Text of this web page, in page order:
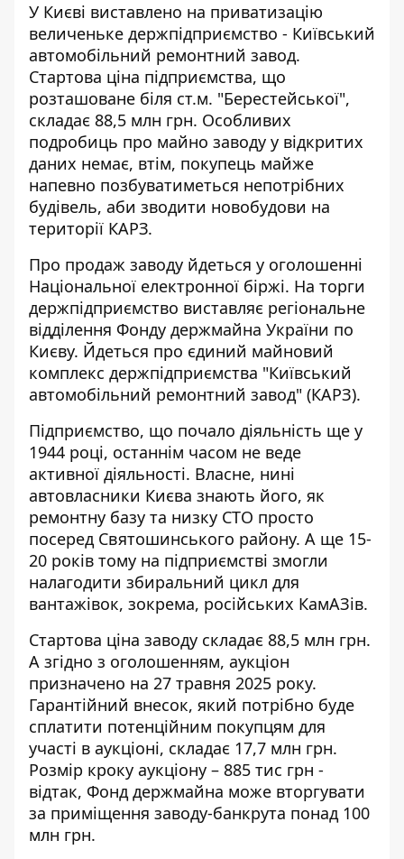
У Києві виставлено на приватизацію
величеньке держпідприємство - Київський
автомобільний ремонтний завод.
Стартова ціна підприємства, що
розташоване біля ст.м. "Берестейської",
складає 88,5 млн грн. Особливих
подробиць про майно заводу у відкритих
даних немає, втім, покупець майже
напевно позбуватиметься непотрібних
будівель, аби зводити новобудови на
території КАРЗ.
Про продаж заводу йдеться у оголошенні
Національної електронної біржі. На торги
держпідприємство виставляє регіональне
відділення Фонду держмайна України по
Києву. Йдеться про єдиний майновий
комплекс держпідприємства "Київський
автомобільний ремонтний завод" (КАРЗ).
Підприємство, що почало діяльність ще у
1944 році, останнім часом не веде
активної діяльності. Власне, нині
автовласники Києва знають його, як
ремонтну базу та низку СТО просто
посеред Святошинського району. А ще 15-
20 років тому на підприємстві змогли
налагодити збиральний цикл для
вантажівок, зокрема, російських КамАЗів.
Стартова ціна заводу складає 88,5 млн грн.
А згідно з оголошенням, аукціон
призначено на 27 травня 2025 року.
Гарантійний внесок, який потрібно буде
сплатити потенційним покупцям для
участі в аукціоні, складає 17,7 млн грн.
Розмір кроку аукціону – 885 тис грн -
відтак, Фонд держмайна може вторгувати
за приміщення заводу-банкрута понад 100
млн грн.